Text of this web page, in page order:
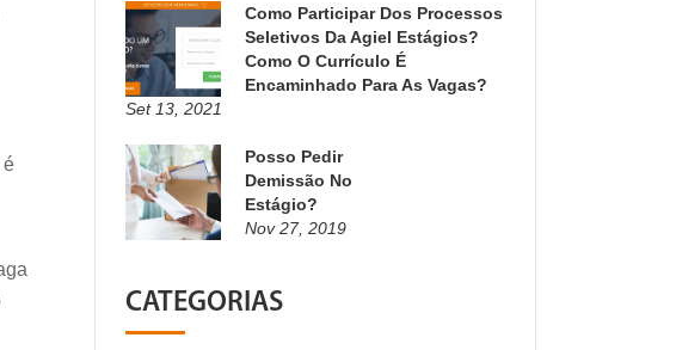
é
Como Participar Dos Processos
Seletivos Da Agiel Estágios?
Como O Currículo É
Encaminhado Para As Vagas?
Set 13, 2021
Posso Pedir
Demissão No
Estágio?
Nov 27, 2019
CATEGORIAS